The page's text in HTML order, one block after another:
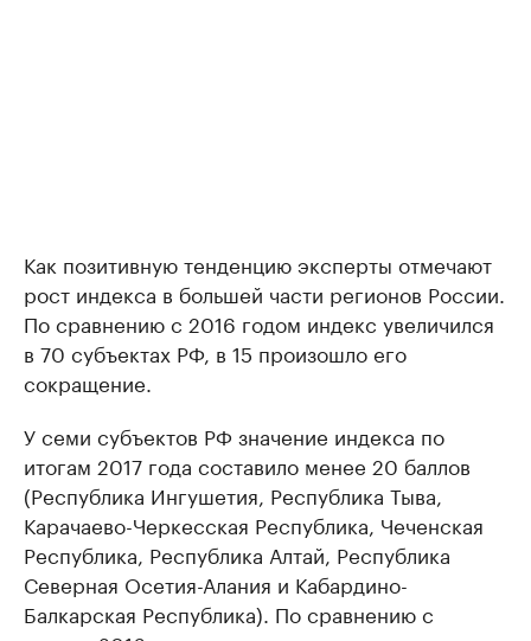
Как позитивную тенденцию эксперты отмечают
рост индекса в большей части регионов России.
По сравнению с 2016 годом индекс увеличился
в 70 субъектах РФ, в 15 произошло его
сокращение.
У семи субъектов РФ значение индекса по
итогам 2017 года составило менее 20 баллов
(Республика Ингушетия, Республика Тыва,
Карачаево-Черкесская Республика, Чеченская
Республика, Республика Алтай, Республика
Северная Осетия-Алания и Кабардино-
Балкарская Республика). По сравнению с